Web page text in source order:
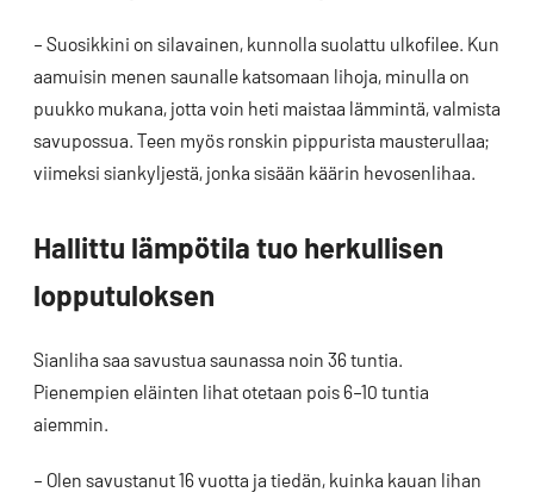
– Suosikkini on silavainen, kunnolla suolattu ulkofilee. Kun
aamuisin menen saunalle katsomaan lihoja, minulla on
puukko mukana, jotta voin heti maistaa lämmintä, valmista
savupossua. Teen myös ronskin pippurista mausterullaa;
viimeksi siankyljestä, jonka sisään käärin hevosenlihaa.
Hallittu lämpötila tuo herkullisen
lopputuloksen
Sianliha saa savustua saunassa noin 36 tuntia.
Pienempien eläinten lihat otetaan pois 6–10 tuntia
aiemmin.
– Olen savustanut 16 vuotta ja tiedän, kuinka kauan lihan